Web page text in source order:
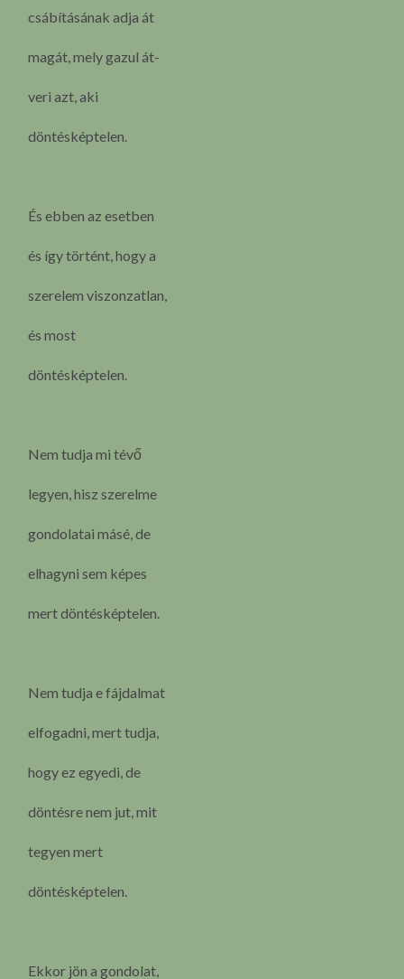
csábításának adja át
magát, mely gazul át-
veri azt, aki
döntésképtelen.
És ebben az esetben
és így történt, hogy a
szerelem viszonzatlan,
és most
döntésképtelen.
Nem tudja mi tévő
legyen, hisz szerelme
gondolatai másé, de
elhagyni sem képes
mert döntésképtelen.
Nem tudja e fájdalmat
elfogadni, mert tudja,
hogy ez egyedi, de
döntésre nem jut, mit
tegyen mert
döntésképtelen.
Ekkor jön a gondolat,